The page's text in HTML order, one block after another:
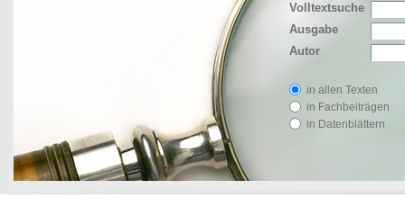
Volltextsuche
Ausgabe
Autor
in allen Texten
in Fachbeiträgen
in Datenblättern